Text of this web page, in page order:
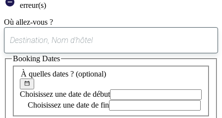
erreur(s)
Où allez-vous ?
suggestion
trouvée
À quelles dates ? (optional)
Choisissez une date de début
Choisissez une date de fin
Booking Dates